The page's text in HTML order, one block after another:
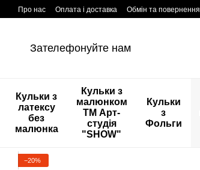
Перейти к основному контенту
Про нас Оплата і доставка Обмін та повернення
Зателефонуйте нам
Кульки з
латексу
без
малюнка
Кульки з
малюнком
ТМ Арт-
студія
"SHOW"
Кульки
з
Фольги
−20%